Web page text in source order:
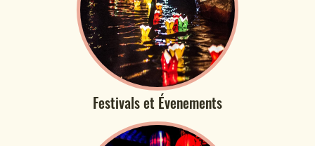
Festivals et Évenements